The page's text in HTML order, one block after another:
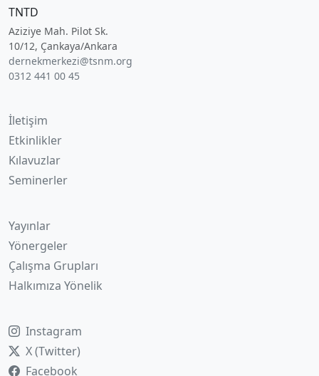
TNTD
Aziziye Mah. Pilot Sk.
10/12, Çankaya/Ankara
dernekmerkezi@tsnm.org
0312 441 00 45
İletişim
Etkinlikler
Kılavuzlar
Seminerler
Yayınlar
Yönergeler
Çalışma Grupları
Halkımıza Yönelik
Instagram
X (Twitter)
Facebook